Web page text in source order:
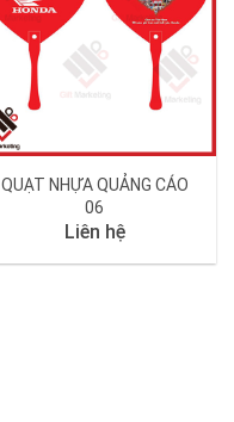
QUẠT NHỰA QUẢNG CÁO
06
Liên hệ